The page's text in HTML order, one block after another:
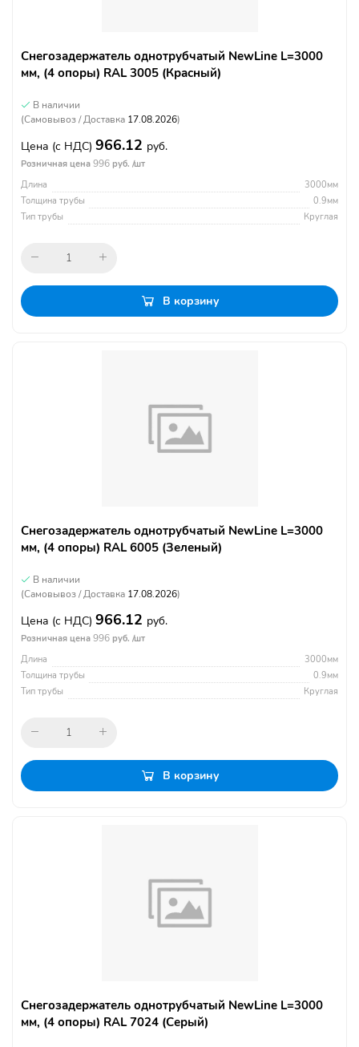
Снегозадержатель однотрубчатый NewLine L=3000
мм, (4 опоры) RAL 3005 (Красный)
В наличии
(Самовывоз / Доставка 17.08.2026)
Цена (с НДС) 966.12 руб.
Розничная цена 996 руб. /шт
Длина
3000мм
Толщина трубы
0.9мм
Тип трубы
Круглая
В корзину
Снегозадержатель однотрубчатый NewLine L=3000
мм, (4 опоры) RAL 6005 (Зеленый)
В наличии
(Самовывоз / Доставка 17.08.2026)
Цена (с НДС) 966.12 руб.
Розничная цена 996 руб. /шт
Длина
3000мм
Толщина трубы
0.9мм
Тип трубы
Круглая
В корзину
Снегозадержатель однотрубчатый NewLine L=3000
мм, (4 опоры) RAL 7024 (Серый)